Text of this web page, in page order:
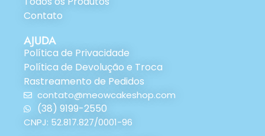
Contato
AJUDA
Política de Privacidade
Política de Devolução e Troca
Rastreamento de Pedidos
contato@meowcakeshop.com
(38) 9199-2550
CNPJ: 52.817.827/0001-96